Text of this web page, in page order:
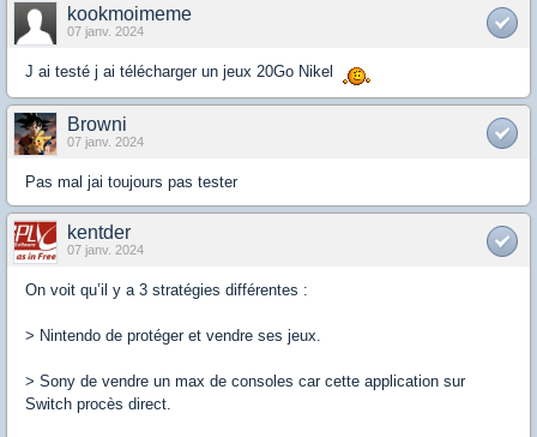
kookmoimeme
07 janv. 2024
J ai testé j ai télécharger un jeux 20Go Nikel
Browni
07 janv. 2024
Pas mal jai toujours pas tester
kentder
07 janv. 2024
On voit qu’il y a 3 stratégies différentes :
> Nintendo de protéger et vendre ses jeux.
> Sony de vendre un max de consoles car cette application sur
Switch procès direct.